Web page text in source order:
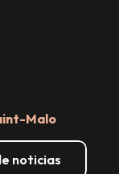
Malo
noticias